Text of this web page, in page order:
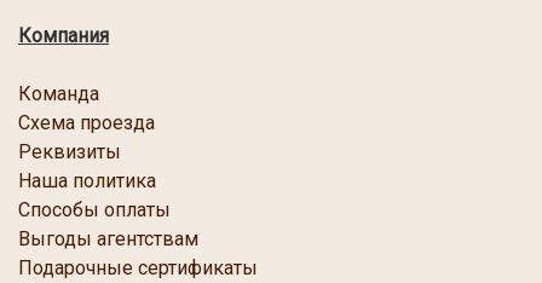
Компания
Команда
Схема проезда
Реквизиты
Наша политика
Способы оплаты
Выгоды агентствам
Подарочные сертификаты